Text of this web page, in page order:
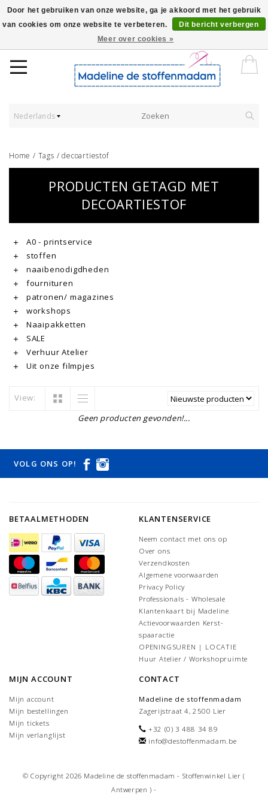
Worldwide Shipping - Onze stoffen worden verkocht per 10 cm.
Nederlands
Home / Tags /decoartiestof
PRODUCTEN GETAGD MET
DECOARTIESTOF
A0 - printservice
stoffen
naaibenodigdheden
fournituren
patronen/ magazines
workshops
Naaipakketten
SALE
Verhuur Atelier
Uit onze filmpjes
View:
Geen producten gevonden!...
VOLG ONS OP!
BETAALMETHODEN KLANTENSERVICE
Neem contact met ons op
Over ons
Verzendkosten
Algemene voorwaarden
Privacy Policy
Professionals - Wholesale
Klantenkaart bij Madeline
Actievoorwaarden Kerst-
spaaractie
OPENINGSUREN | LOCATIE
Huur Atelier / Workshopruimte
MIJN ACCOUNT
Mijn account
Mijn bestellingen
Mijn tickets
Mijn verlanglijst
CONTACT
Madeline de stoffenmadam
Zagerijstraat 4, 2500 Lier
+32 (0) 3 488 34 89
info@destoffenmadam.be
© Copyright 2026 Madeline de stoffenmadam - Stoffenwinkel Lier (
Antwerpen ) -
Door het gebruiken van onze website, ga je akkoord met het gebruik
van cookies om onze website te verbeteren.
Dit bericht verbergen
Meer over cookies »